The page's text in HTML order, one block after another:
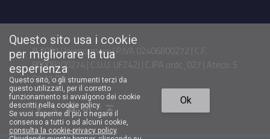
© 2021 Unioncamere | P.IVA 02406800272 | C.F.
80009100274 | C.U.U. UFZ42J | C.IPA urdc_027 | Ateco: S
94.11.00
Facebook Unioncamere VenetoTwitter Unioncamere VenetoYoutube Unioncamere VenetoLinkedin Unioncamere Veneto Torna in cima ↑
Questo sito usa i cookie
per migliorare la tua
esperienza
Questo sito, o gli strumenti terzi da
questo utilizzati, per il corretto
funzionamento si avvalgono dei cookie
descritti nella cookie policy.
Se vuoi saperne di più o negare il
consenso a tutti o ad alcuni cookie,
consulta la cookie-privacy policy.
Ok